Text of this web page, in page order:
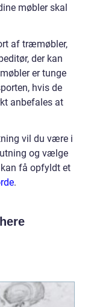
møbler skal
af træmøbler,
der kan
er tunge
hvis de
anbefales at
vil du være i
og vælge
få opfyldt et
.